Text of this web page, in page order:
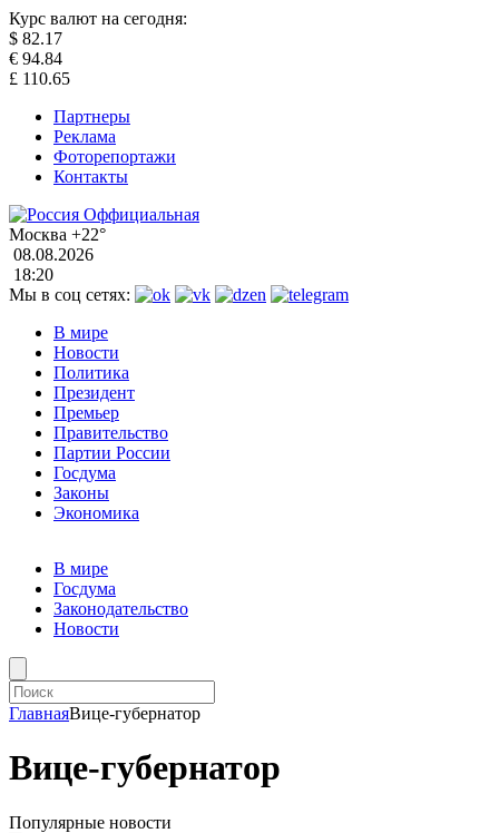
Курс валют на сегодня:
$ 82.17
€ 94.84
£ 110.65
Партнеры
Реклама
Фоторепортажи
Контакты
Москва +22°
08.08.2026
18:20
Мы в соц сетях:
В мире
Новости
Политика
Президент
Премьер
Правительство
Партии России
Госдума
Законы
Экономика
В мире
Госдума
Законодательство
Новости
ГлавнаяВице-губернатор
Вице-губернатор
Популярные новости